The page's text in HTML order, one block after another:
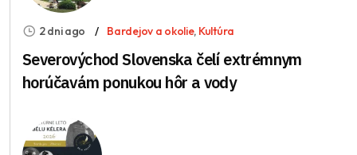
2 dni ago Bardejov a okolie, Kultúra
Severovýchod Slovenska čelí extrémnym
horúčavám ponukou hôr a vody